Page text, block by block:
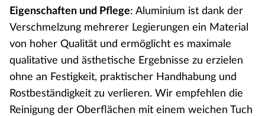
Eigenschaften und Pflege: Aluminium ist dank der
Verschmelzung mehrerer Legierungen ein Material
von hoher Qualität und ermöglicht es maximale
qualitative und ästhetische Ergebnisse zu erzielen
ohne an Festigkeit, praktischer Handhabung und
Rostbeständigkeit zu verlieren. Wir empfehlen die
Reinigung der Oberflächen mit einem weichen Tuch